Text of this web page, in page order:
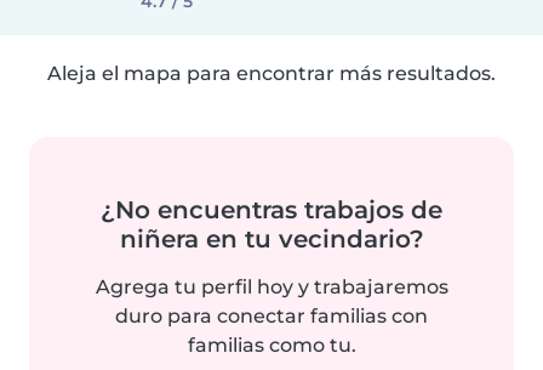
Aleja el mapa para encontrar más resultados.
¿No encuentras trabajos de
niñera en tu vecindario?
Agrega tu perfil hoy y trabajaremos
duro para conectar familias con
familias como tu.